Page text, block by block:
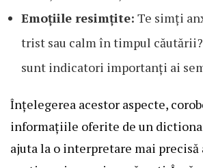
Emoțiile resimțite: Te simți
trist sau calm în timpul
sunt indicatori importanți ai
Înțelegerea acestor aspecte,
informațiile oferite de un
ajuta la o interpretare mai precisă